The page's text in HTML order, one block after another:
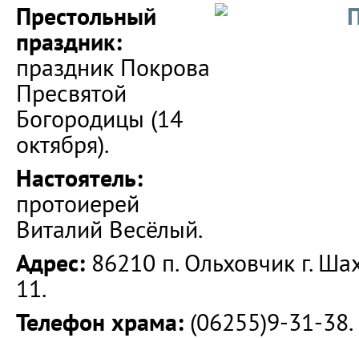
Престольный
праздник:
праздник Покрова
Пресвятой
Богородицы (14
октября).
Настоятель:
протоиерей
Виталий Весёлый.
Адрес: 86210 п. Ольховчик г.
11.
Телефон храма: (06255)9-31-38.